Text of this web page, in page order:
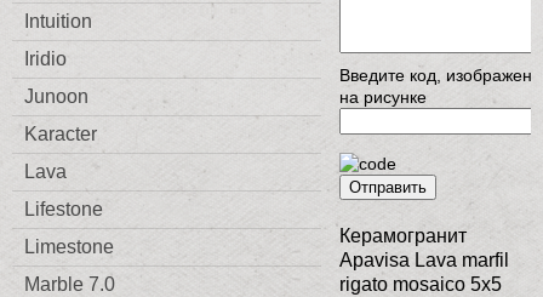
Intuition
Iridio
Junoon
Karacter
Lava
Lifestone
Limestone
Marble 7.0
Введите код,
на рисунке
Отправить
Керамогранит
Apavisa Lava marfil
rigato mosaico 5x5